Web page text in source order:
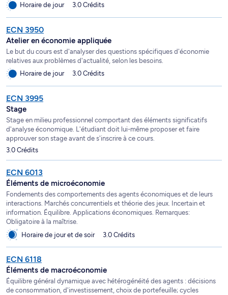
Horaire de jour
3.0 Crédits
ECN 3950
Atelier en économie appliquée
Le but du cours est d'analyser des questions spécifiques d'économie
relatives aux problèmes d'actualité, selon les besoins.
Horaire de jour
3.0 Crédits
ECN 3995
Stage
Stage en milieu professionnel comportant des éléments significatifs
d'analyse économique. L'étudiant doit lui-même proposer et faire
approuver son stage avant de s'inscrire à ce cours.
3.0 Crédits
ECN 6013
Éléments de microéconomie
Fondements des comportements des agents économiques et de leurs
interactions. Marchés concurrentiels et théorie des jeux. Incertain et
information. Équilibre. Applications économiques. Remarques:
Obligatoire à la maîtrise.
Horaire de jour et de soir
3.0 Crédits
ECN 6118
Éléments de macroéconomie
Équilibre général dynamique avec hétérogénéité des agents : décisions
de consommation, d'investissement, choix de portefeuille; cycles